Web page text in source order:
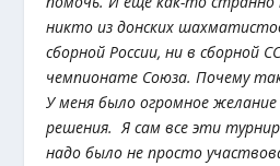
никто из донских
сборной России, ни в сборной
чемпионате Союза. Почему
У меня было огромное
решения. Я сам все эти
надо было не просто